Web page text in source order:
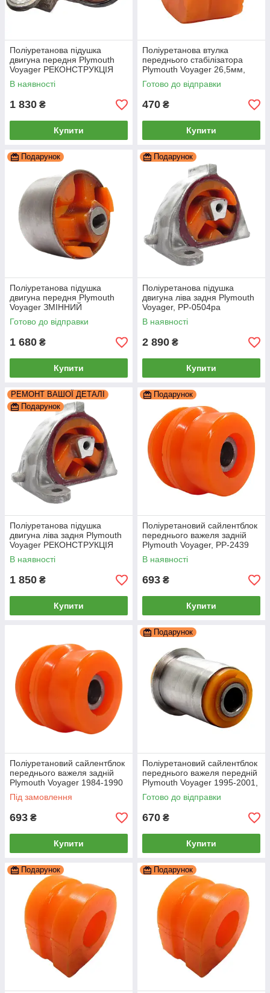
Поліуретанова підушка
двигуна передня Plymouth
Voyager РЕКОНСТРУКЦІЯ
ВАШОЇ, PP-0039b
В наявності
1 830 ₴
Купити
Поліуретанова втулка
переднього стабілізатора
Plymouth Voyager 26,5мм,
PP-0180p
Готово до відправки
470 ₴
Купити
Подарунок
Поліуретанова підушка
двигуна передня Plymouth
Voyager ЗМІННИЙ
САЙЛЕНТБЛОК, PP-0039c
Готово до відправки
1 680 ₴
Купити
Подарунок
Поліуретанова підушка
двигуна ліва задня Plymouth
Voyager, PP-0504pa
В наявності
2 890 ₴
Купити
РЕМОНТ ВАШОЇ ДЕТАЛІ
Подарунок
Поліуретанова підушка
двигуна ліва задня Plymouth
Voyager РЕКОНСТРУКЦІЯ
ВАШОЇ, PP-0504pb
В наявності
1 850 ₴
Купити
Подарунок
Поліуретановий сайлентблок
переднього важеля задній
Plymouth Voyager, PP-2439
В наявності
693 ₴
Купити
Поліуретановий сайлентблок
переднього важеля задній
Plymouth Voyager 1984-1990
Під замовлення
693 ₴
Купити
Подарунок
Поліуретановий сайлентблок
переднього важеля передній
Plymouth Voyager 1995-2001,
PP-1045
Готово до відправки
670 ₴
Купити
Подарунок Подарунок